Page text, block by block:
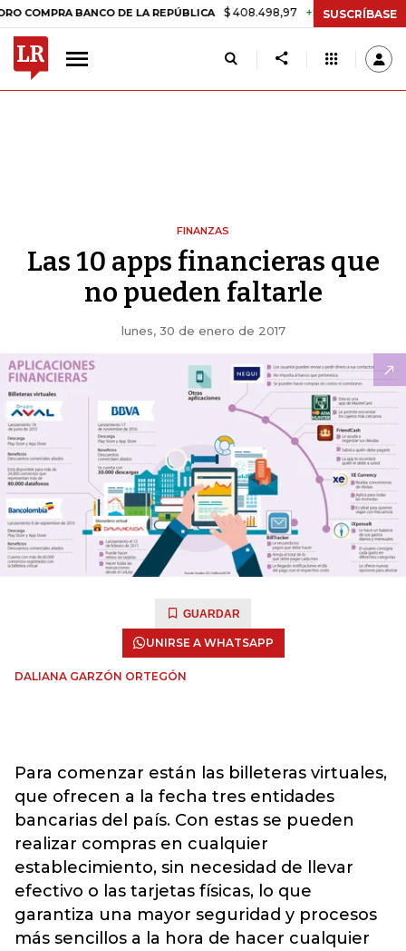
BANCO DE LA REPÚBLICA $ 408.498,97 +$ 8.753,81 +2,19%
SUSCRÍBASE
FINANZAS
Las 10 apps financieras que
no pueden faltarle
lunes, 30 de enero de 2017
GUARDAR
UNIRSE A WHATSAPP
DALIANA GARZÓN ORTEGÓN
Para comenzar están las billeteras virtuales,
que ofrecen a la fecha tres entidades
bancarias del país. Con estas se pueden
realizar compras en cualquier
establecimiento, sin necesidad de llevar
efectivo o las tarjetas físicas, lo que
garantiza una mayor seguridad y procesos
más sencillos a la hora de hacer cualquier